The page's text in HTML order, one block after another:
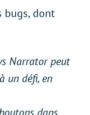
bugs, dont
Narrator peut
un défi, en
dans